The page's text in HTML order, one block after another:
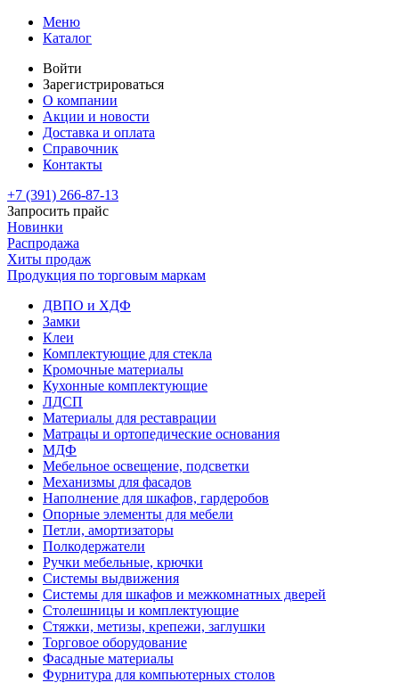
Меню
Каталог
Войти
Зарегистрироваться
О компании
Акции и новости
Доставка и оплата
Справочник
Контакты
+7 (391) 266-87-13
Запросить прайс
Новинки
Распродажа
Хиты продаж
Продукция по торговым маркам
ДВПО и ХДФ
Замки
Клеи
Комплектующие для стекла
Кромочные материалы
Кухонные комплектующие
ЛДСП
Материалы для реставрации
Матрацы и ортопедические основания
МДФ
Мебельное освещение, подсветки
Механизмы для фасадов
Наполнение для шкафов, гардеробов
Опорные элементы для мебели
Петли, амортизаторы
Полкодержатели
Ручки мебельные, крючки
Системы выдвижения
Системы для шкафов и межкомнатных дверей
Столешницы и комплектующие
Стяжки, метизы, крепежи, заглушки
Торговое оборудование
Фасадные материалы
Фурнитура для компьютерных столов